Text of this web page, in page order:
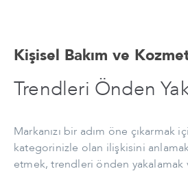
Kişisel Bakım ve
Trendleri Önden
Markanızı bir adım öne çıkarmak
kategorinizle olan ilişkisini
etmek, trendleri önden yakalamak